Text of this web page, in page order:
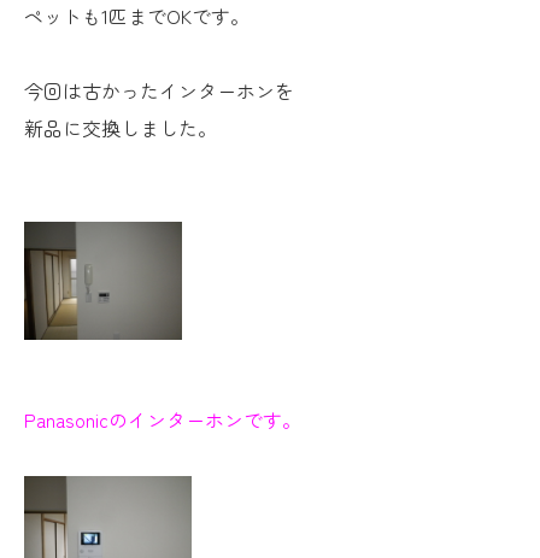
ペットも1匹までOKです。
今回は古かったインターホンを
新品に交換しました。
Panasonicのインターホンです。